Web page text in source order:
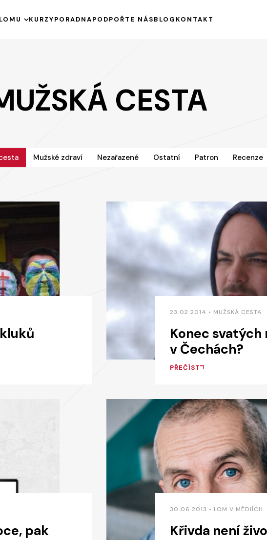
PODPOŘENÉ PROJEKTY
KURZYPORADNAPODPOŘTE NÁSBLOG KONTAKT
CESTA
Mužské zdraví Nezařazené Ostatní Patron Recenze
23.02.2014 • MUŽSKÁ CESTA
Konec svatých
v Čechách?
PŘEČÍST
pak
30.06.2013 • LOM V MÉDIÍCH
Křivda není